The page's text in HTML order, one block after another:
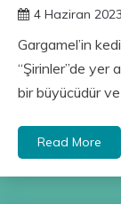
4 Haziran 2023
Gargamel’in
“Şirinler”de yer
bir büyücüdür
Read More